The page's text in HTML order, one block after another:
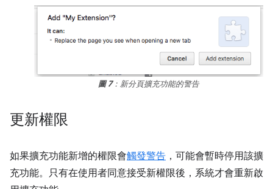
圖 7：新分頁擴充功能的警告
更新權限
如果擴充功能新增的權限會觸發警告 ，可能會暫時停用該擴
充功能。只有在使用者同意接受新權限後，系統才會重新啟